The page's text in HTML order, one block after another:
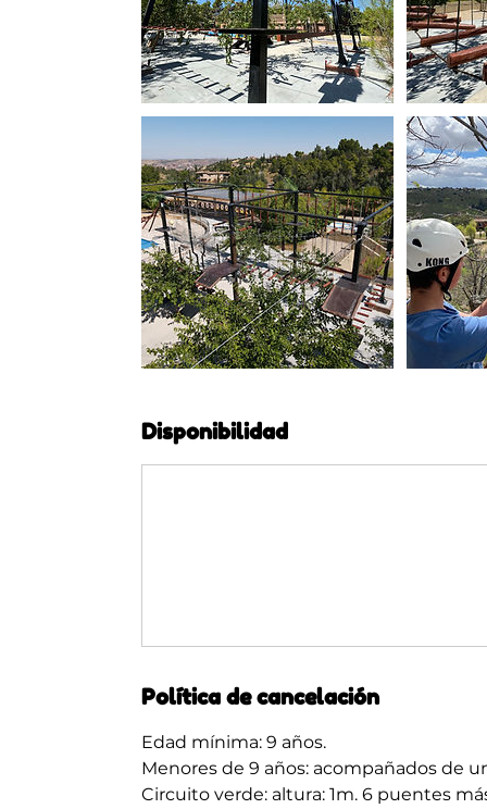
Disponibilidad
Política de cancelación
Edad mínima: 9 años.
Menores de 9 años: acompañados de
Circuito verde: altura: 1m. 6 puentes